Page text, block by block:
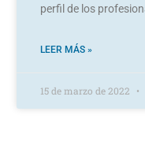
perfil de los
LEER MÁS »
15 de marzo de 2022